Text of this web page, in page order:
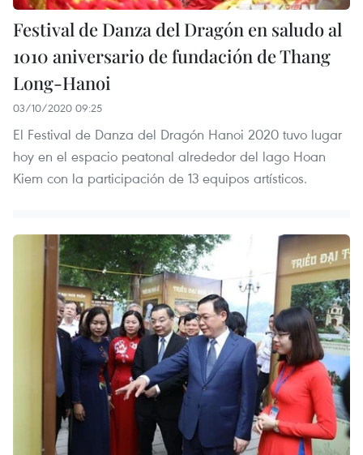
Festival de Danza del Dragón en saludo al
1010 aniversario de fundación de Thang
Long-Hanoi
03/10/2020 09:25
El Festival de Danza del Dragón Hanoi 2020 tuvo lugar
hoy en el espacio peatonal alrededor del lago Hoan
Kiem con la participación de 13 equipos artísticos.